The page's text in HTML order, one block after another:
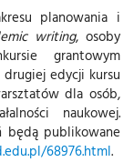
planowania i
writing, osoby
grantowym
edycji kursu
dla osób,
naukowej.
będą publikowane
68976.html.